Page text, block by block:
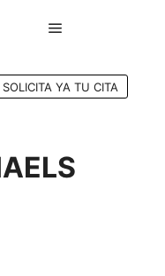
SOLICITA YA TU CITA